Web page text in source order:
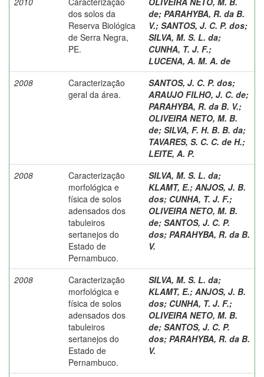
dos solos da
Reserva Biológica
de Serra Negra,
PE.
de; PARAHYBA, R. da B.
V.; SANTOS, J. C. P. dos;
SILVA, M. S. L. da;
CUNHA, T. J. F.;
LUCENA, A. M. A. de
2008
Caracterização
geral da área.
SANTOS, J. C. P. dos;
ARAUJO FILHO, J. C. de;
PARAHYBA, R. da B. V.;
OLIVEIRA NETO, M. B.
de; SILVA, F. H. B. B. da;
TAVARES, S. C. C. de H.;
LEITE, A. P.
2008
Caracterização
morfológica e
física de solos
adensados dos
tabuleiros
sertanejos do
Estado de
Pernambuco.
SILVA, M. S. L. da;
KLAMT, E.; ANJOS, J. B.
dos; CUNHA, T. J. F.;
OLIVEIRA NETO, M. B.
de; SANTOS, J. C. P.
dos; PARAHYBA, R. da B.
V.
2008
Caracterização
morfológica e
física de solos
adensados dos
tabuleiros
sertanejos do
Estado de
Pernambuco.
SILVA, M. S. L. da;
KLAMT, E.; ANJOS, J. B.
dos; CUNHA, T. J. F.;
OLIVEIRA NETO, M. B.
de; SANTOS, J. C. P.
dos; PARAHYBA, R. da B.
V.